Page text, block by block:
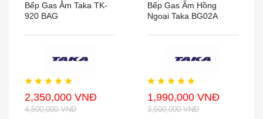
Bếp Gas Âm Taka TK-
920 BAG
2,350,000 VNĐ
4,500,000 VNĐ
Bếp Gas Âm Hồng
Ngoại Taka BG02A
1,990,000 VNĐ
3,500,000 VNĐ